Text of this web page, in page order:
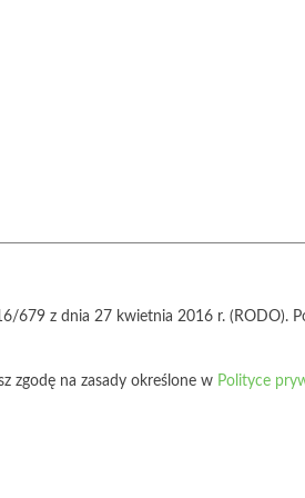
679 z dnia 27 kwietnia 2016 r.
zgodę na zasady określone w Polityce